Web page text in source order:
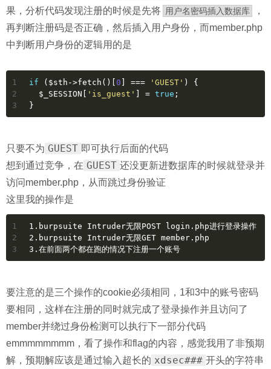
果，分析代码发现注册的时候是先将 用户名密码插入数据库
，
再判断注册码是否正确，然后插入用户身份，而member.php
中判断用户身份的逻辑用的是
1
2
3
if ($sth->fetch()[ 0 ] === 'GUEST' ) {
  $_SESSION[
'is_guest' ] = true ;
}
只要不为 GUEST 即可执行后面的代码
想到通过竞争，在 GUEST 还没更新进数据库的时候就登录并
访问member.php，从而跳过身份验证
这里我的操作是
1
2
3
1.burpsuite Intruder无限POST login.php进行登录操作
2.burpsuite Intruder无限GET member.php
3.在前面两个都在跑的情况下注册一个账号
要注意的是三个操作的cookie必须相同，1和3中的账号密码
要相同，这样在注册的同时就完成了登录操作并且访问了
member并绕过身份检测可以执行下一部分代码
emmmmmmmm，看了操作和flag的内容，感觉我用了非预期
解，预期解应该是通过输入超长的 xdsec### 开头的字符串